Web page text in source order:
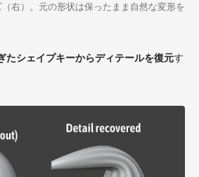
右）。元の形状は保ったまま自然な変形を
たシェイプキーからディテールを復元す